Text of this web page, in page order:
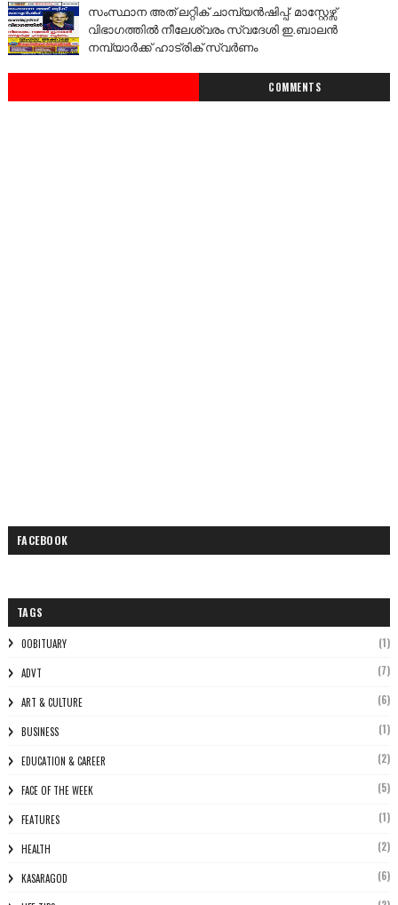
സംസ്ഥാന അത് ലറ്റിക് ചാമ്പ്യൻഷിപ്പ്: മാസ്റ്റേഴ്സ്
വിഭാഗത്തിൽ നീലേശ്വരം സ്വദേശി ഇ.ബാലൻ
നമ്പ്യാർക്ക് ഹാട്രിക് സ്വർണം
COMMENTS
FACEBOOK
TAGS
0OBITUARY (1)
ADVT (7)
ART & CULTURE (6)
BUSINESS (1)
EDUCATION & CAREER (2)
FACE OF THE WEEK (5)
FEATURES (1)
HEALTH (2)
KASARAGOD (6)